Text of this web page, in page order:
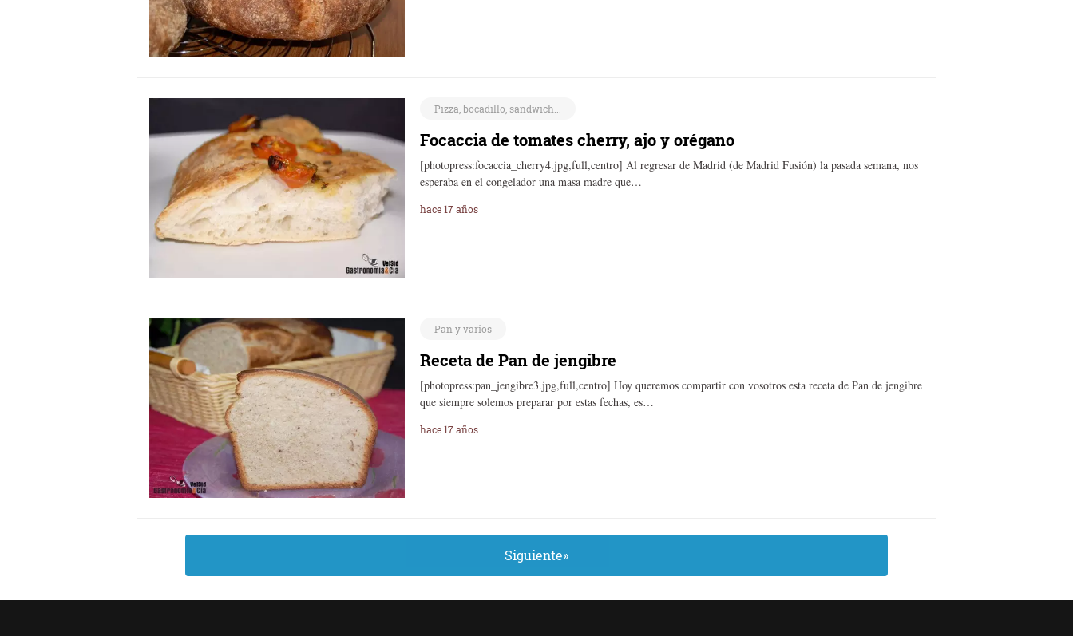
Pizza, bocadillo, sandwich...
Focaccia de tomates cherry, ajo y orégano
[photopress:focaccia_cherry4.jpg,full,centro] Al regresar de Madrid (de Madrid Fusión) la pasada semana, nos
esperaba en el congelador una masa madre que…
hace 17 años
Pan y varios
Receta de Pan de jengibre
[photopress:pan_jengibre3.jpg,full,centro] Hoy queremos compartir con vosotros esta receta de Pan de jengibre
que siempre solemos preparar por estas fechas, es…
hace 17 años
Siguiente»